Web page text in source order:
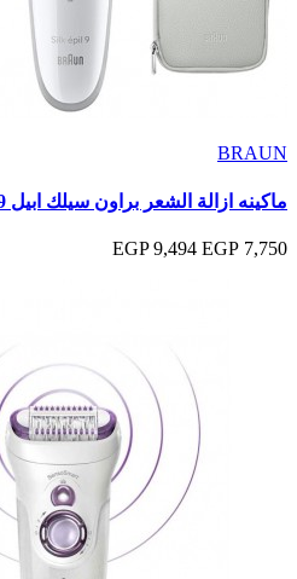
BRAUN
ماكينه ازالة الشعر براون سيلك ابيل 9(4 شفرة) موديل SES9041
7,750 EGP
9,494 EGP